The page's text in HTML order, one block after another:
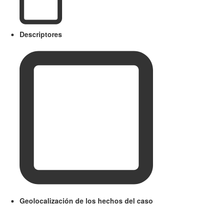
Descriptores
Geolocalización de los hechos del caso